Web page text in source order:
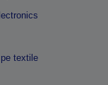
textile